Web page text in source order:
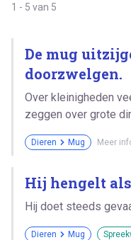
1 - 5 van 5
De mug
doorzwelgen.
Over kleinigheden
zeggen over grote
Dieren Mug Meer
Hij hengelt
Hij doet steeds
Dieren Mug